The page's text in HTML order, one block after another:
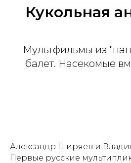
Кукольная
Мультфильмы из
балет. Насекомые
Александр Ширяев и
Первые русские